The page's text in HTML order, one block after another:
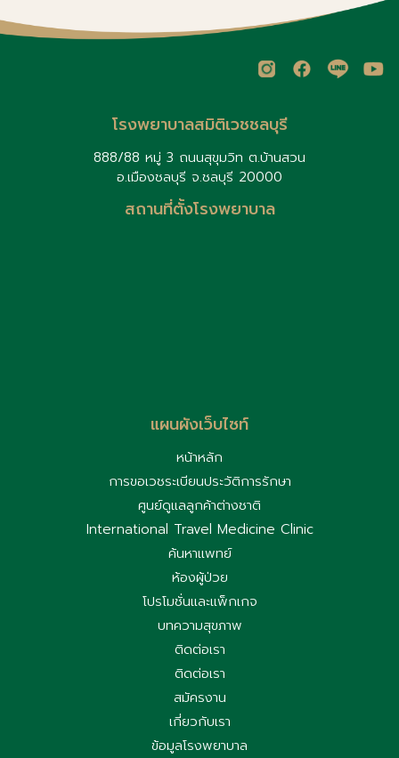
โรงพยาบาลสมิติเวชชลบุรี
888/88 หมู่ 3 ถนนสุขุมวิท ต.บ้านสวน
อ.เมืองชลบุรี จ.ชลบุรี 20000
สถานที่ตั้งโรงพยาบาล
แผนผังเว็บไซท์
หน้าหลัก
การขอเวชระเบียนประวัติการรักษา
ศูนย์ดูแลลูกค้าต่างชาติ
International Travel Medicine Clinic
ค้นหาแพทย์
ห้องผู้ป่วย
โปรโมชั่นและแพ็กเกจ
บทความสุขภาพ
ติดต่อเรา
ติดต่อเรา
สมัครงาน
เกี่ยวกับเรา
ข้อมูลโรงพยาบาล